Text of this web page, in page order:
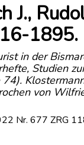
J.,
1895.
in der
Studien
von
Nr. 677 ZRG